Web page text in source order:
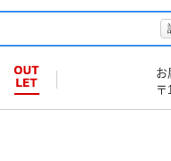
お
〒